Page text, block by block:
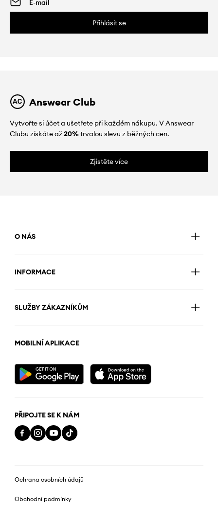
Přihlásit se
Answear Club
Vytvořte si účet a ušetřete při každém nákupu. V Answear
Clubu získáte až20%trvalou slevu z běžných cen.
Zjistěte více
O NÁS
INFORMACE
SLUŽBY ZÁKAZNÍKŮM
MOBILNÍ APLIKACE
PŘIPOJTE SE K NÁM
Ochrana osobních údajů
Obchodní podmínky